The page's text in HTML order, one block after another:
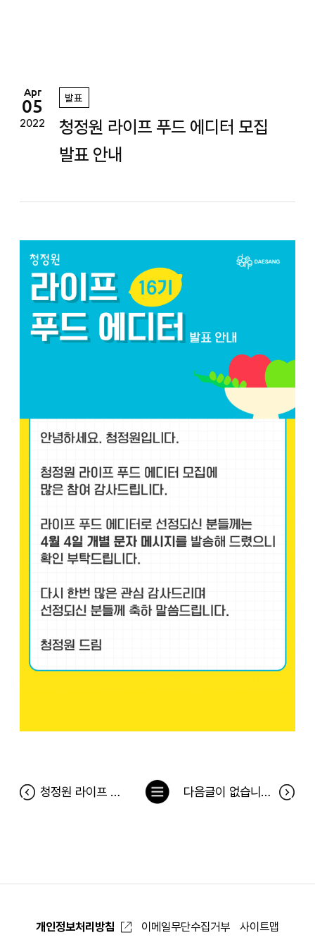
Apr
05
2022
발표
청정원 라이프 푸드 에디터 모집
발표 안내
청정원 라이프 푸드 에디터 모집 다음글이 없습니다.
목
록
개인정보처리방침 이메일무단수집거부 사이트맵